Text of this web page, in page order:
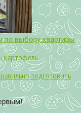
выбору квартиры
картофель
подготовить